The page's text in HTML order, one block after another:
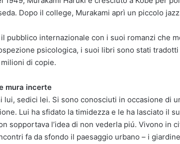
Dopo il college, Murakami aprì un piccolo
pubblico internazionale con i suoi romanzi che
psicologica, i suoi libri sono stati
di copie.
mura incerte
lui, sedici lei. Si sono conosciuti in occasione di
Lui ha sfidato la timidezza e le ha lasciato il
sopportava l’idea di non vederla piú. Vivono in
fa da sfondo il paesaggio urbano – i